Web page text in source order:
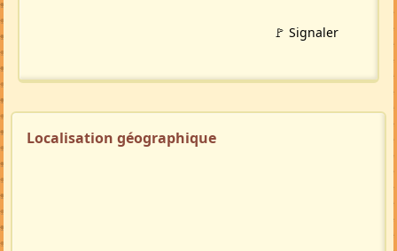
🚩 Signaler
Localisation géographique